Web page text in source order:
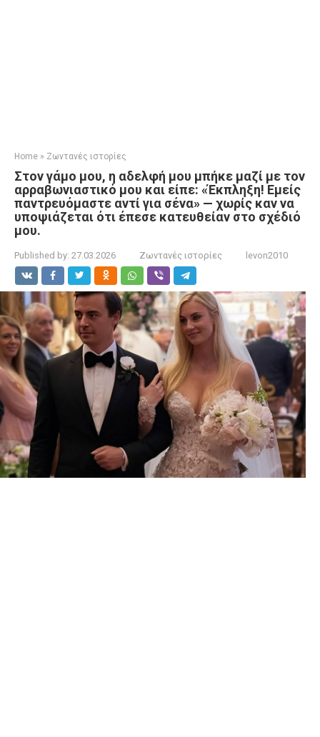
Home » Ζωντανές ιστορίες
Στον γάμο μου, η αδελφή μου μπήκε μαζί με τον
αρραβωνιαστικό μου και είπε: «Έκπληξη! Εμείς
παντρευόμαστε αντί για σένα» — χωρίς καν να
υποψιάζεται ότι έπεσε κατευθείαν στο σχέδιό
μου.
Published by: 27.03.2026 Ζωντανές ιστορίες levon2010